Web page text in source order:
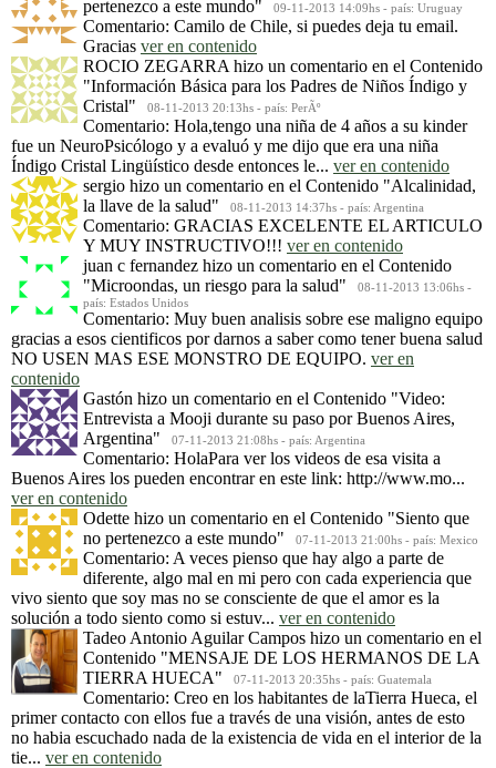
pertenezco a este mundo"
09-11-2013 14:09hs - país: Uruguay
Comentario: Camilo de Chile, si puedes deja tu email.
Gracias ver en contenido
ROCIO ZEGARRA hizo un comentario en el Contenido
"Información Básica para los Padres de Niños Índigo y
Cristal"
08-11-2013 20:13hs - país: PerÃº
Comentario: Hola,tengo una niña de 4 años a su kinder
fue un NeuroPsicólogo y a evaluó y me dijo que era una niña
Índigo Cristal Lingüístico desde entonces le... ver en contenido
sergio hizo un comentario en el Contenido "Alcalinidad,
la llave de la salud"
08-11-2013 14:37hs - país: Argentina
Comentario: GRACIAS EXCELENTE EL ARTICULO
Y MUY INSTRUCTIVO!!! ver en contenido
juan c fernandez hizo un comentario en el Contenido
"Microondas, un riesgo para la salud"
08-11-2013 13:06hs -
país: Estados Unidos
Comentario: Muy buen analisis sobre ese maligno equipo
gracias a esos cientificos por darnos a saber como tener buena salud
NO USEN MAS ESE MONSTRO DE EQUIPO. ver en
contenido
Gastón hizo un comentario en el Contenido "Video:
Entrevista a Mooji durante su paso por Buenos Aires,
Argentina"
07-11-2013 21:08hs - país: Argentina
Comentario: HolaPara ver los videos de esa visita a
Buenos Aires los pueden encontrar en este link: http://www.mo...
ver en contenido
Odette hizo un comentario en el Contenido "Siento que
no pertenezco a este mundo"
07-11-2013 21:00hs - país: Mexico
Comentario: A veces pienso que hay algo a parte de
diferente, algo mal en mi pero con cada experiencia que
vivo siento que soy mas no se consciente de que el amor es la
solución a todo siento como si estuv... ver en contenido
Tadeo Antonio Aguilar Campos hizo un comentario en el
Contenido "MENSAJE DE LOS HERMANOS DE LA
TIERRA HUECA"
07-11-2013 20:35hs - país: Guatemala
Comentario: Creo en los habitantes de laTierra Hueca, el
primer contacto con ellos fue a través de una visión, antes de esto
no habia escuchado nada de la existencia de vida en el interior de la
tie... ver en contenido